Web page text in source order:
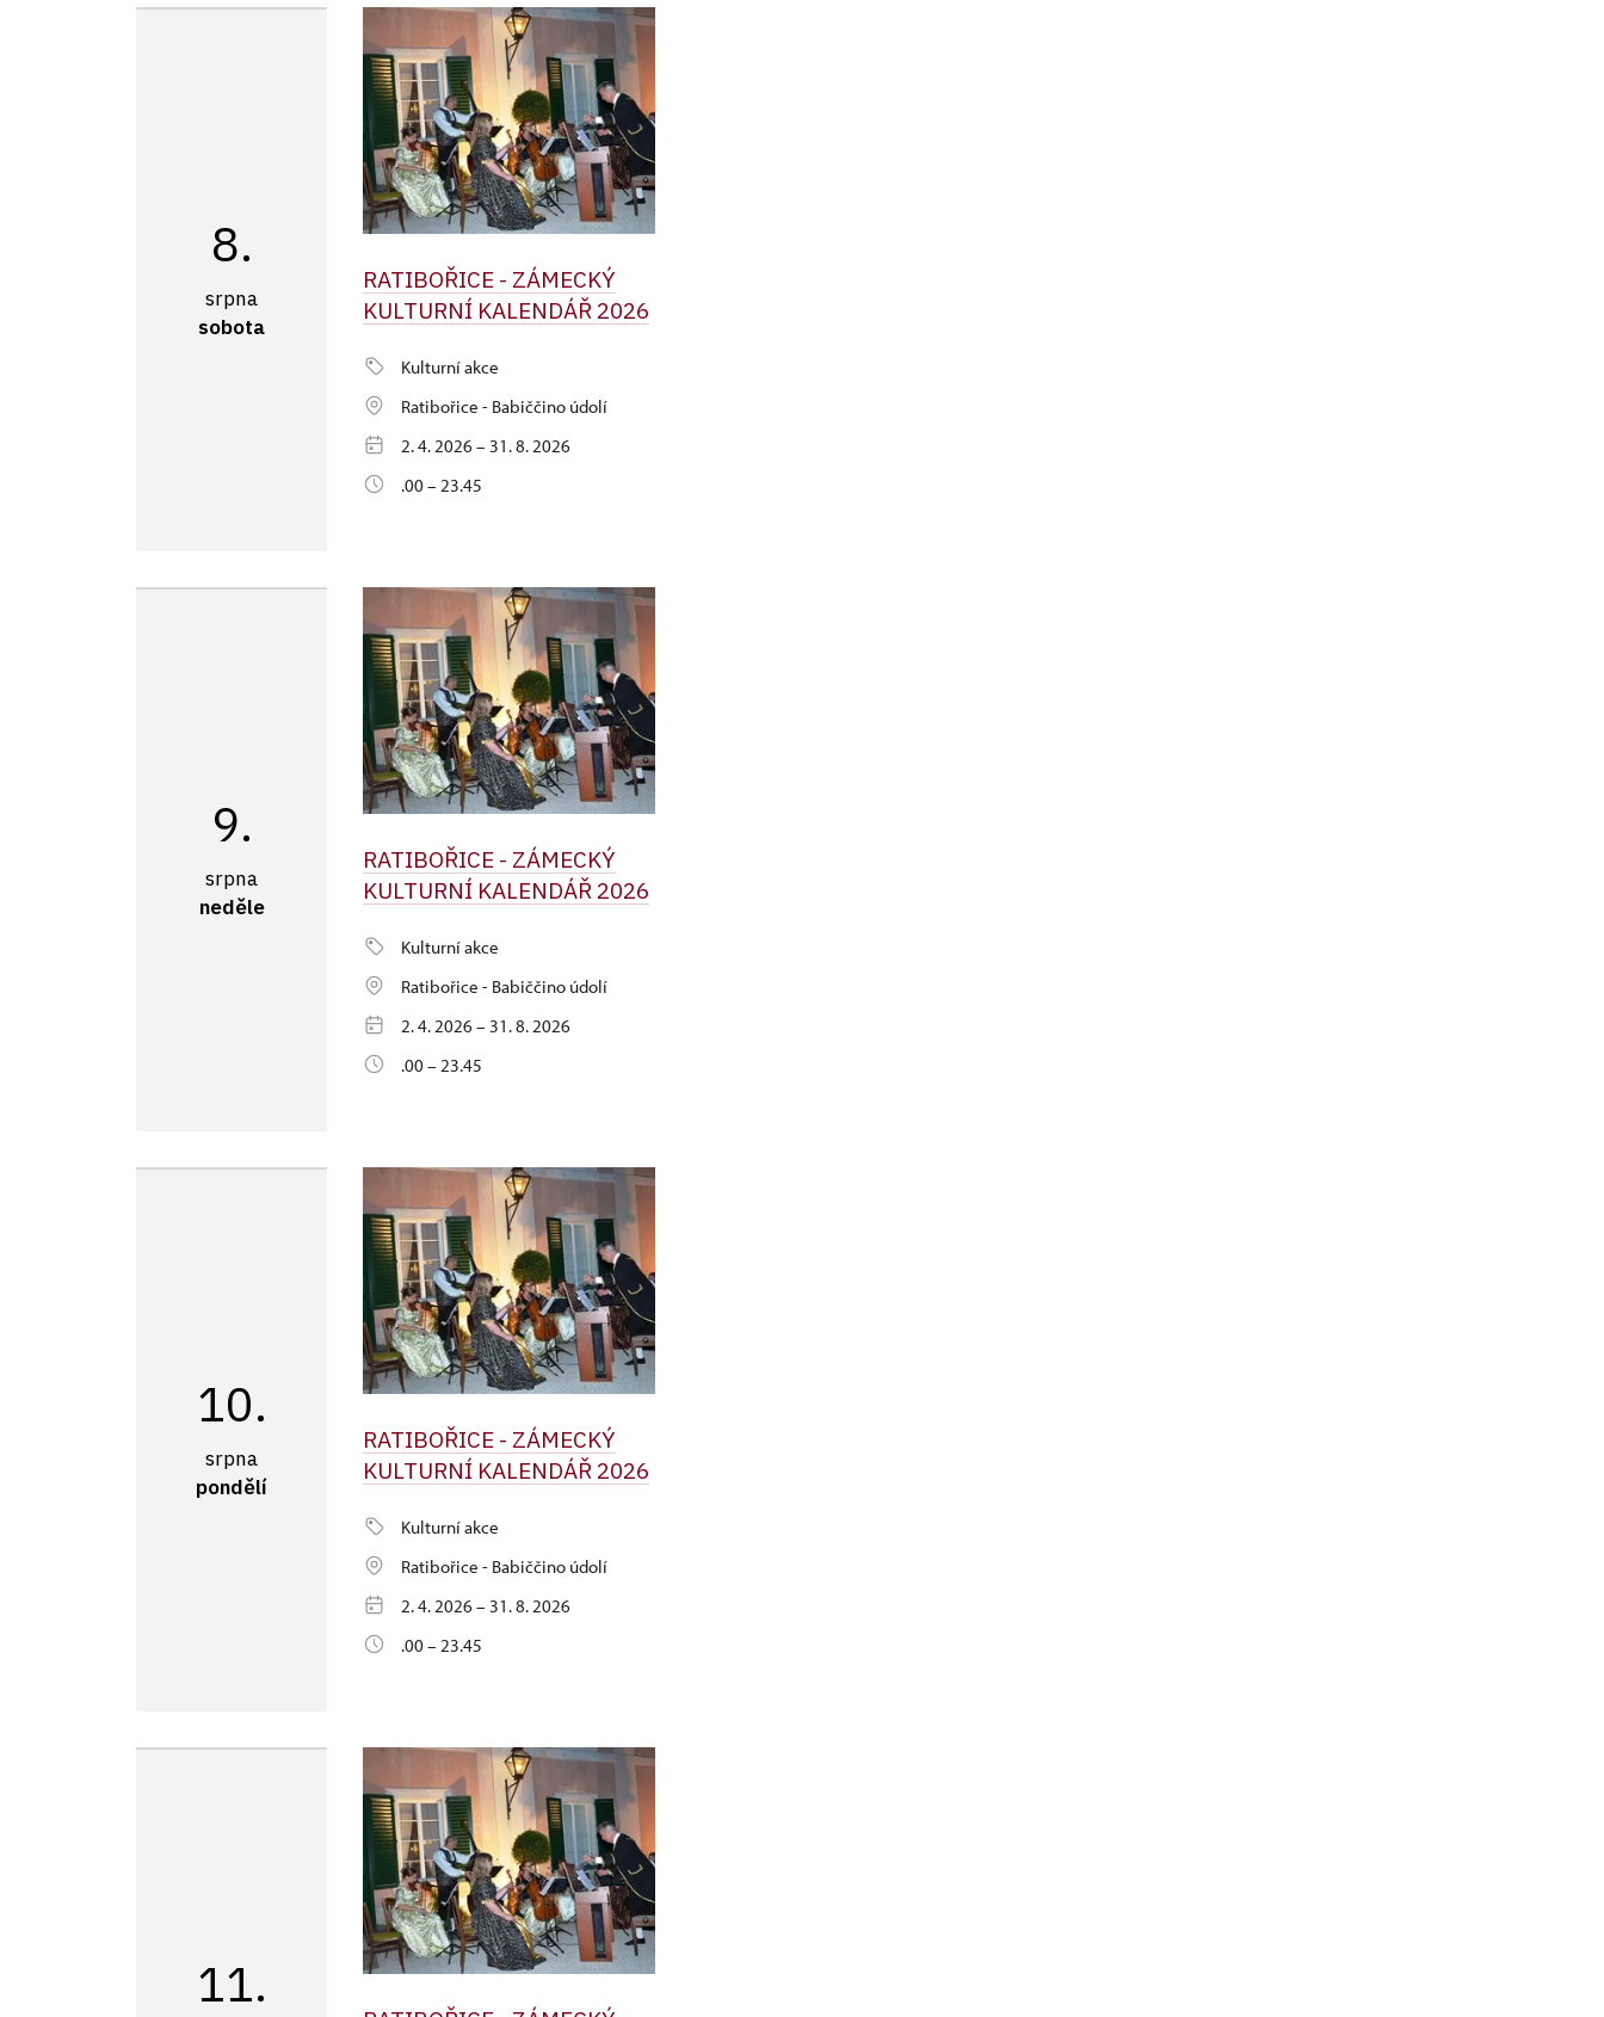
8.
srpna
sobota
RATIBOŘICE - ZÁMECKÝ
KULTURNÍ KALENDÁŘ 2026
Kulturní akce
Ratibořice - Babiččino údolí
2. 4. 2026 – 31. 8. 2026
.00 – 23.45
9.
srpna
neděle
RATIBOŘICE - ZÁMECKÝ
KULTURNÍ KALENDÁŘ 2026
Kulturní akce
Ratibořice - Babiččino údolí
2. 4. 2026 – 31. 8. 2026
.00 – 23.45
10.
srpna
pondělí
RATIBOŘICE - ZÁMECKÝ
KULTURNÍ KALENDÁŘ 2026
Kulturní akce
Ratibořice - Babiččino údolí
2. 4. 2026 – 31. 8. 2026
.00 – 23.45
11.